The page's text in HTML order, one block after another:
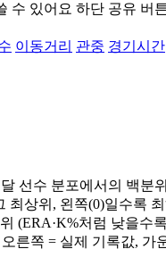
수 있어요 하단 공유 버
이동거리 관중 경기시간
선수 분포에서의 백분
최상위, 왼쪽(0)일수록 최
(ERA·K%처럼 낮을수
른쪽 = 실제 기록값, 가